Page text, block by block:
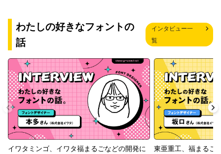
わたしの好きなフォントの
話
インタビュー一
覧
イワタミンゴ、イワタ福まるごなどの開発に
東亜重工、福まるご